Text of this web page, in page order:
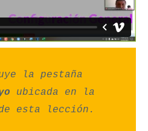
la pestaña
ubicada en la
esta lección.